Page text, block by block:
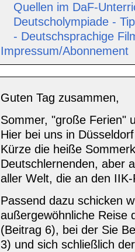
Quellen im DaF-
Deutscholympiade -
- Deutschsprachige
Impressum/Abonnement
Guten Tag zusammen,
Sommer, "große Ferien"
Hier bei uns in
Kürze die heiße
Deutschlernenden, aber
aller Welt, die an den
Passend dazu schicken
außergewöhnliche Reise
(Beitrag 6), bei der Sie
3) und sich schließlich